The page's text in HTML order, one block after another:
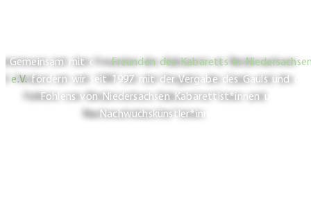
Gemeinsam mit denFreunden des Kabaretts in
e.V.fördern wir seit 1997 mit der Vergabe des Gauls und des
Fohlens von Niedersachsen Kabarettist*innen und
Nachwuchskünstler*innen.